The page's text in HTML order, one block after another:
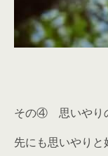
その④ 思いやり
先にも思いやり